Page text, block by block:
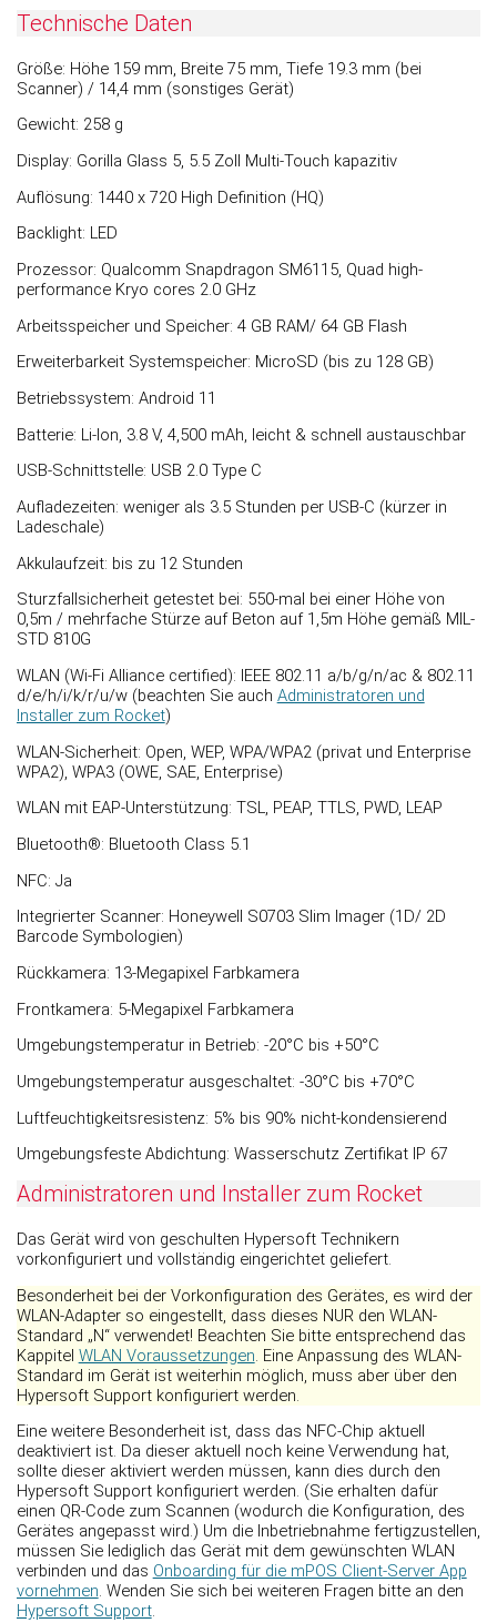
Technische Daten
Größe: Höhe 159 mm, Breite 75 mm, Tiefe 19.3 mm (bei
Scanner) / 14,4 mm (sonstiges Gerät)
Gewicht: 258 g
Display: Gorilla Glass 5, 5.5 Zoll Multi-Touch kapazitiv
Auflösung: 1440 x 720 High Definition (HQ)
Backlight: LED
Prozessor: Qualcomm Snapdragon SM6115, Quad high-
performance Kryo cores 2.0 GHz
Arbeitsspeicher und Speicher: 4 GB RAM/ 64 GB Flash
Erweiterbarkeit Systemspeicher: MicroSD (bis zu 128 GB)
Betriebssystem: Android 11
Batterie: Li-Ion, 3.8 V, 4,500 mAh, leicht & schnell austauschbar
USB-Schnittstelle: USB 2.0 Type C
Aufladezeiten: weniger als 3.5 Stunden per USB-C (kürzer in
Ladeschale)
Akkulaufzeit: bis zu 12 Stunden
Sturzfallsicherheit getestet bei: 550-mal bei einer Höhe von
0,5m / mehrfache Stürze auf Beton auf 1,5m Höhe gemäß MIL-
STD 810G
WLAN (Wi-Fi Alliance certified): IEEE 802.11 a/b/g/n/ac & 802.11
d/e/h/i/k/r/u/w (beachten Sie auch Administratoren und
Installer zum Rocket)
WLAN-Sicherheit: Open, WEP, WPA/WPA2 (privat und Enterprise
WPA2), WPA3 (OWE, SAE, Enterprise)
WLAN mit EAP-Unterstützung: TSL, PEAP, TTLS, PWD, LEAP
Bluetooth®: Bluetooth Class 5.1
NFC: Ja
Integrierter Scanner: Honeywell S0703 Slim Imager (1D/ 2D
Barcode Symbologien)
Rückkamera: 13-Megapixel Farbkamera
Frontkamera: 5-Megapixel Farbkamera
Umgebungstemperatur in Betrieb: -20°C bis +50°C
Umgebungstemperatur ausgeschaltet: -30°C bis +70°C
Luftfeuchtigkeitsresistenz: 5% bis 90% nicht-kondensierend
Umgebungsfeste Abdichtung: Wasserschutz Zertifikat IP 67
Administratoren und Installer zum Rocket
Das Gerät wird von geschulten Hypersoft Technikern
vorkonfiguriert und vollständig eingerichtet geliefert.
Besonderheit bei der Vorkonfiguration des Gerätes, es wird der
WLAN-Adapter so eingestellt, dass dieses NUR den WLAN-
Standard „N“ verwendet! Beachten Sie bitte entsprechend das
Kappitel WLAN Voraussetzungen . Eine Anpassung des WLAN-
Standard im Gerät ist weiterhin möglich, muss aber über den
Hypersoft Support konfiguriert werden.
Eine weitere Besonderheit ist, dass das NFC-Chip aktuell
deaktiviert ist. Da dieser aktuell noch keine Verwendung hat,
sollte dieser aktiviert werden müssen, kann dies durch den
Hypersoft Support konfiguriert werden. (Sie erhalten dafür
einen QR-Code zum Scannen (wodurch die Konfiguration, des
Gerätes angepasst wird.) Um die Inbetriebnahme fertigzustellen,
müssen Sie lediglich das Gerät mit dem gewünschten WLAN
verbinden und das Onboarding für die mPOS Client-Server App
vornehmen. Wenden Sie sich bei weiteren Fragen bitte an den
Hypersoft Support.